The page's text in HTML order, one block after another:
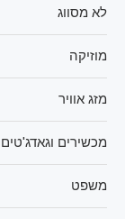
לא מסווג
מוזיקה
מזג אוויר
מכשירים וגאדג'טים
משפט